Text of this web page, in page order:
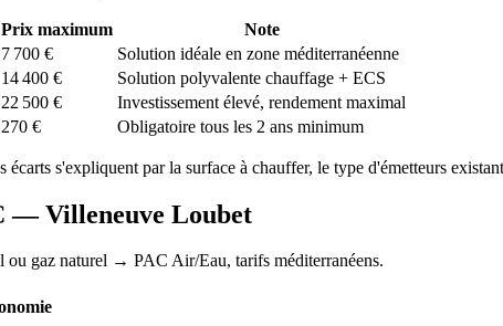
Prix maximum
Note
7 700 €
Solution idéale en zone méditerranéenne
14 400 €
Solution polyvalente chauffage + ECS
22 500 €
Investissement élevé, rendement maximal
270 € Obligatoire tous les 2 ans minimum
écarts s'expliquent par la surface à chauffer, le type d'émetteurs
—Villeneuve Loubet
ou gaz naturel → PAC Air/Eau, tarifs méditerranéens.